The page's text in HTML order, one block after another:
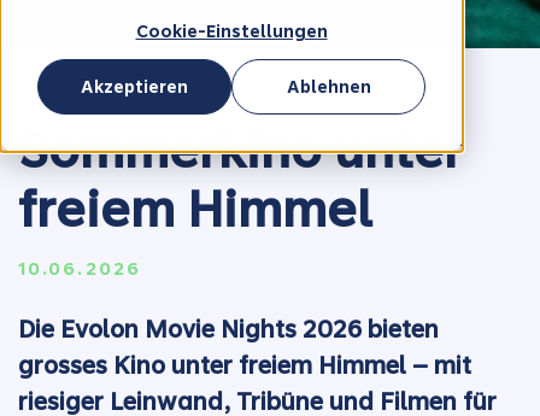
Cookie-Einstellungen
Akzeptieren Ablehnen
Sommerkino unter
freiem Himmel
10.06.2026
Die Evolon Movie Nights 2026 bieten
grosses Kino unter freiem Himmel – mit
riesiger Leinwand, Tribüne und Filmen für